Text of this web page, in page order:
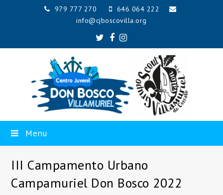
979 777 270
646 064 222
info@cjboscovilla.org
TwitterFacebook
Instagram
Menu
III Campamento Urbano
Campamuriel Don Bosco 2022